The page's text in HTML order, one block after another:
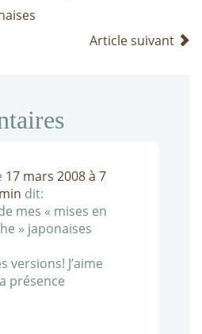
Article suivant
17 mars 2008 à 7
dit:
mes « mises en
» japonaises
versions! J’aime
présence